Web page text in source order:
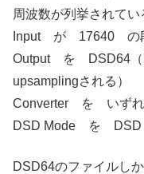
周波数が列挙されて
Input が 17640 の
Output を DSD64（
upsamplingされる）
Converter を いずれ
DSD Mode を DSD
DSD64のファイルし